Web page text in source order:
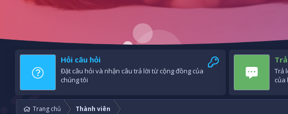
Hỏi câu hỏi
Đặt câu hỏi và nhận câu trả lời từ cộng đồng của
chúng tôi
Trả
của
Trang chủ Thành viên